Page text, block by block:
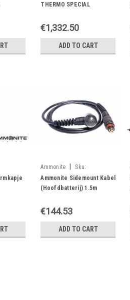
THERMO SPECIAL
€1,332.50
ADD TO CART
Ammonite
Sku:
05900316920274
Ammonite Sidemount Kabel
(Hoofdbatterij) 1.5m
€144.53
ADD TO CART